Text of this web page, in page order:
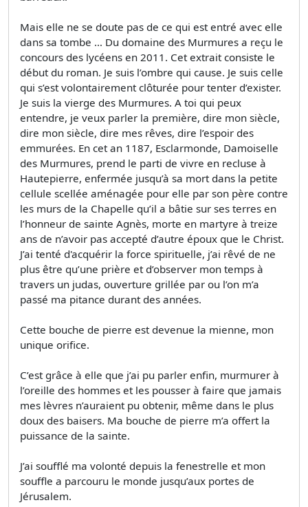
Mais elle ne se doute pas de ce qui est entré avec elle
dans sa tombe … Du domaine des Murmures a reçu le
concours des lycéens en 2011. Cet extrait consiste le
début du roman. Je suis l’ombre qui cause. Je suis celle
qui s’est volontairement clôturée pour tenter d’exister.
Je suis la vierge des Murmures. A toi qui peux
entendre, je veux parler la première, dire mon siècle,
dire mon siècle, dire mes rêves, dire l’espoir des
emmurées. En cet an 1187, Esclarmonde, Damoiselle
des Murmures, prend le parti de vivre en recluse à
Hautepierre, enfermée jusqu’à sa mort dans la petite
cellule scellée aménagée pour elle par son père contre
les murs de la Chapelle qu’il a bâtie sur ses terres en
l’honneur de sainte Agnès, morte en martyre à treize
ans de n’avoir pas accepté d’autre époux que le Christ.
J’ai tenté d'acquérir la force spirituelle, j’ai rêvé de ne
plus être qu’une prière et d’observer mon temps à
travers un judas, ouverture grillée par ou l’on m’a
passé ma pitance durant des années.
Cette bouche de pierre est devenue la mienne, mon
unique orifice.
C’est grâce à elle que j’ai pu parler enfin, murmurer à
l’oreille des hommes et les pousser à faire que jamais
mes lèvres n’auraient pu obtenir, même dans le plus
doux des baisers. Ma bouche de pierre m’a offert la
puissance de la sainte.
J’ai soufflé ma volonté depuis la fenestrelle et mon
souffle a parcouru le monde jusqu’aux portes de
Jérusalem.